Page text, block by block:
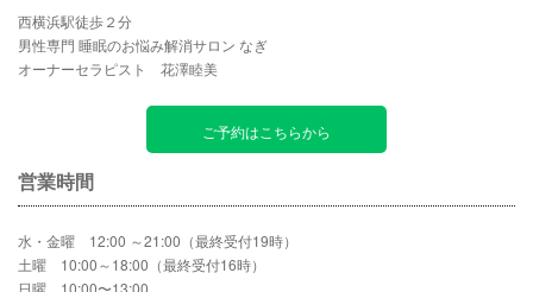
西横浜駅徒歩２分
男性専門 睡眠のお悩み解消サロン なぎ
オーナーセラピスト 花澤睦美
ご予約はこちらから
営業時間
水・金曜 12:00 ～21:00（最終受付19時）
土曜 10:00～18:00（最終受付16時）
日曜 10:00〜13:00